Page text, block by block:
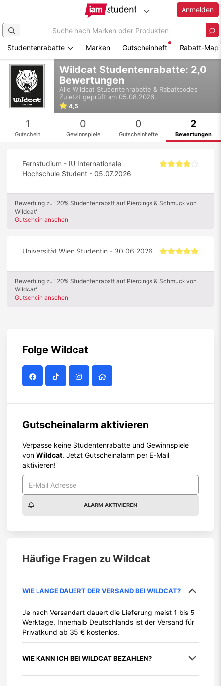
Zum
Hauptinhalt
springen
Anmelden
Studentenrabatte Marken Gutscheinheft Rabatt-Map
Wildcat Studentenrabatte: 2,0
Bewertungen
Alle Wildcat Studentenrabatte & Rabattcodes
Zuletzt geprüft am 05.08.2026.
4,5
1
Gutschein
0
Gewinnspiele
0
Gutscheinhefte
2
Bewertungen
Fernstudium - IU Internationale
Hochschule Student - 05.07.2026
Bewertung zu "20% Studentenrabatt auf Piercings & Schmuck von
Wildcat"
Gutschein ansehen
Universität Wien Studentin - 30.06.2026
Bewertung zu "20% Studentenrabatt auf Piercings & Schmuck von
Wildcat"
Gutschein ansehen
Folge Wildcat
Gutscheinalarm aktivieren
Verpasse keine Studentenrabatte und Gewinnspiele
von Wildcat. Jetzt Gutscheinalarm per E-Mail
aktivieren!
ALARM AKTIVIEREN
Häufige Fragen zu Wildcat
WIE LANGE DAUERT DER VERSAND BEI WILDCAT?
Je nach Versandart dauert die Lieferung meist 1 bis 5
Werktage. Innerhalb Deutschlands ist der Versand für
Privatkund ab 35 € kostenlos.
WIE KANN ICH BEI WILDCAT BEZAHLEN?